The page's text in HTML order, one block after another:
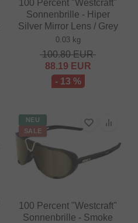
100 Percent "Westcraft"
Sonnenbrille - Hiper
Silver Mirror Lens / Grey
0.03 kg
100.80EUR
88.19 EUR
- 13 %
NEU
SALE
100 Percent "Westcraft"
Sonnenbrille - Smoke